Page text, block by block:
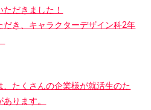
だきました！
き、キャラクターデザイン科2年
たくさんの企業様が就活生のた
ります。